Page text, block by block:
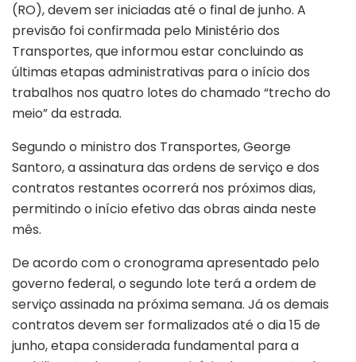
(RO), devem ser iniciadas até o final de junho. A
previsão foi confirmada pelo Ministério dos
Transportes, que informou estar concluindo as
últimas etapas administrativas para o início dos
trabalhos nos quatro lotes do chamado “trecho do
meio” da estrada.
Segundo o ministro dos Transportes, George
Santoro, a assinatura das ordens de serviço e dos
contratos restantes ocorrerá nos próximos dias,
permitindo o início efetivo das obras ainda neste
mês.
De acordo com o cronograma apresentado pelo
governo federal, o segundo lote terá a ordem de
serviço assinada na próxima semana. Já os demais
contratos devem ser formalizados até o dia 15 de
junho, etapa considerada fundamental para a